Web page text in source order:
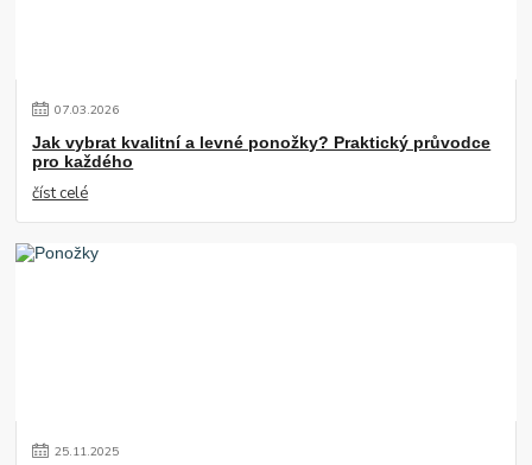
07.03.2026
Jak vybrat kvalitní a levné ponožky? Praktický průvodce
pro každého
číst celé
25.11.2025